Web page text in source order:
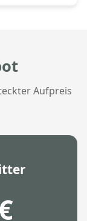
Aufpreis